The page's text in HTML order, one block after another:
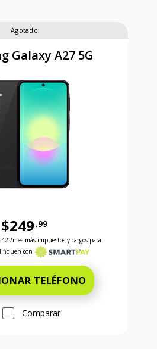
Agotado
Galaxy A27 5G
$249 .99
249 dollars and 99 cents
/mes más impuestos y cargos para
con
TELÉFONO
Comparar